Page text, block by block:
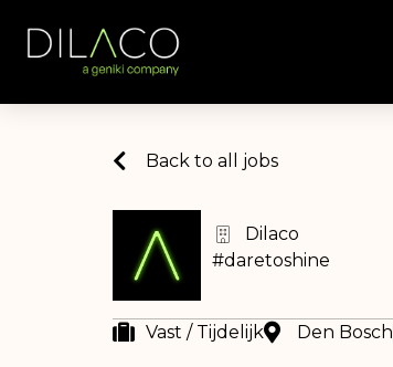
Back to all jobs
Dilaco
#daretoshine
Vast / Tijdelijk Den Bosch